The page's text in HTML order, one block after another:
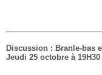
Discussion : Branle-bas
Jeudi 25 octobre à 19H30